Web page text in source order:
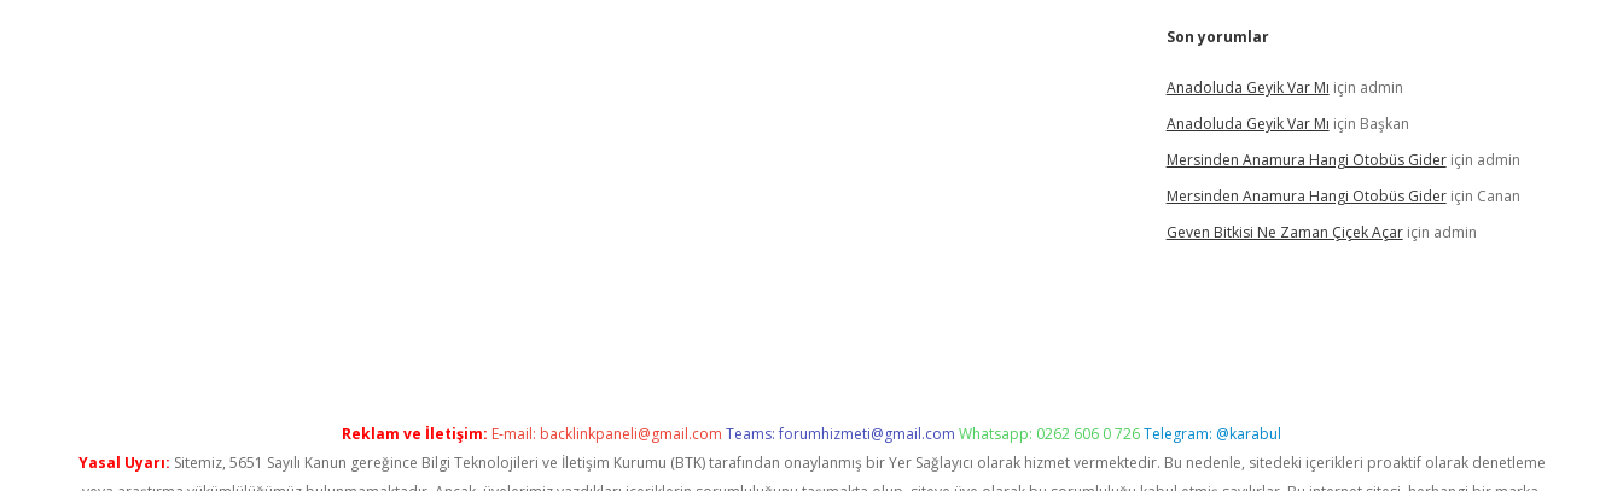
Son yorumlar
Anadoluda Geyik Var Mı için admin
Anadoluda Geyik Var Mı için Başkan
Mersinden Anamura Hangi Otobüs Gideriçin admin
Mersinden Anamura Hangi Otobüs Gideriçin Canan
Geven Bitkisi Ne Zaman Çiçek Açariçin admin
Reklam ve İletişim: E-mail: backlinkpaneli@gmail.com Teams:forumhizmeti@gmail.com Whatsapp: 0262 606 0 726Telegram: @karabul
Yasal Uyarı: Sitemiz, 5651 Sayılı Kanun gereğince Bilgi Teknolojileri ve İletişim Kurumu (BTK) tarafından onaylanmış bir Yer Sağlayıcı olarak hizmet vermektedir. Bu nedenle, sitedeki içerikleri proaktif olarak denetleme